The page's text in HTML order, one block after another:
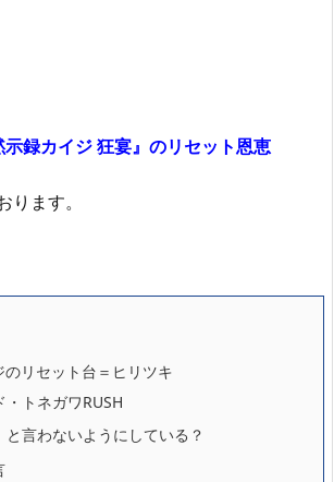
録カイジ 狂宴』のリセット恩恵
ます。
リセット台＝ヒリツキ
・トネガワRUSH
と言わないようにしている？